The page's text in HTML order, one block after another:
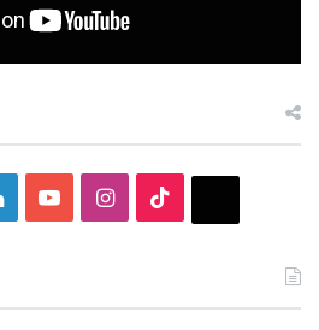
LinkedInYouTubeInstagram